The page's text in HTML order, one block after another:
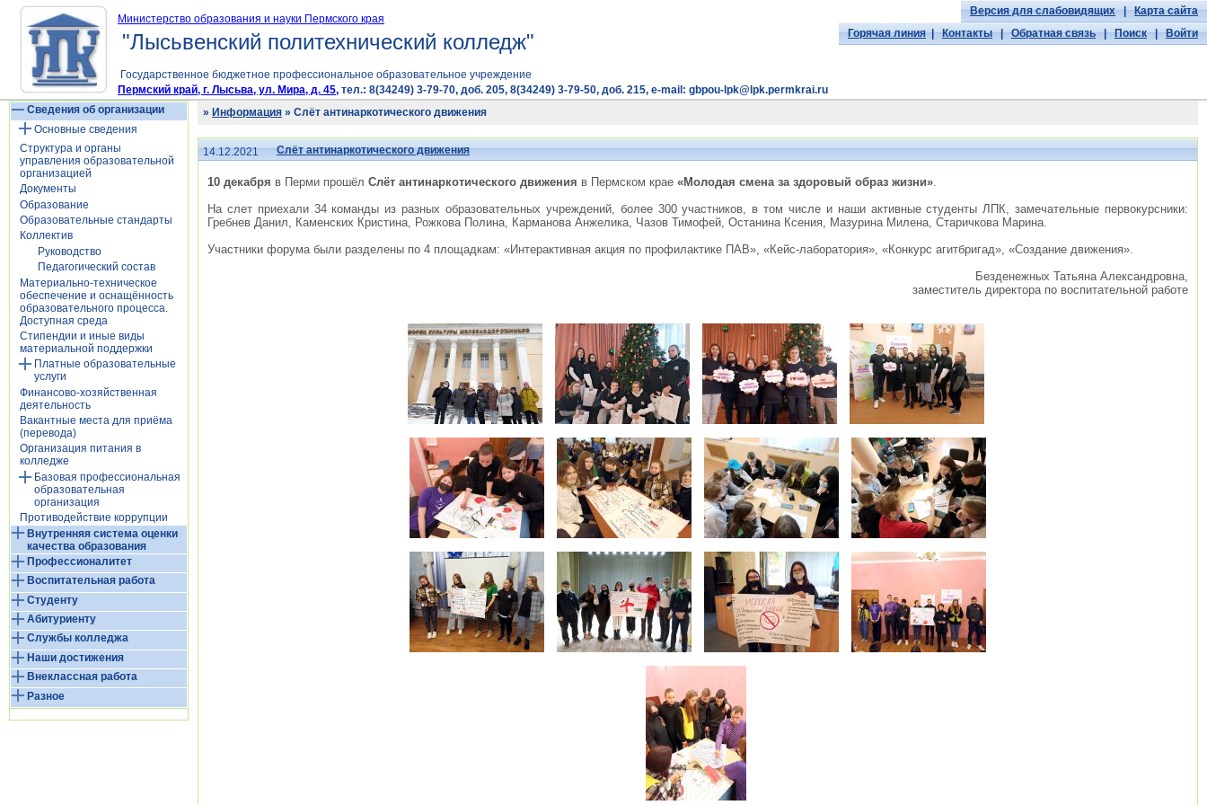
Министерство образования и науки Пермского края
"Лысьвенский политехнический колледж"
Версия для слабовидящих|Карта сайта
Горячая линия|Контакты|Обратная связь|Поиск|Войти
Государственное бюджетное профессиональное образовательное учреждение
Пермский край, г. Лысьва, ул. Мира, д. 45, тел.: 8(34249) 3-79-70, доб. 205, 8(34249) 3-79-50, доб. 215, e-mail: gbpou-lpk@lpk.permkrai.ru
Сведения об организации
Основные сведения
Структура и органы
управления образовательной
организацией
Документы
Образование
Образовательные стандарты
Коллектив
Руководство
Педагогический состав
Материально-техническое
обеспечение и оснащённость
образовательного процесса.
Доступная среда
Стипендии и иные виды
материальной поддержки
Платные образовательные
услуги
Финансово-хозяйственная
деятельность
Вакантные места для приёма
(перевода)
Организация питания в
колледже
Базовая профессиональная
образовательная
организация
Противодействие коррупции
Внутренняя система оценки
качества образования
Профессионалитет
Воспитательная работа
Студенту
Абитуриенту
Службы колледжа
Наши достижения
Внеклассная работа
Разное
» Информация » Слёт антинаркотического движения
14.12.2021 Слёт антинаркотического движения
10 декабря в Перми прошёл Слёт антинаркотического движения в Пермском крае «Молодая смена за здоровый образ жизни».
На слет приехали 34 команды из разных образовательных учреждений, более 300 участников, в том числе и наши активные студенты ЛПК, замечательные первокурсники:
Гребнев Данил, Каменских Кристина, Рожкова Полина, Карманова Анжелика, Чазов Тимофей, Останина Ксения, Мазурина Милена, Старичкова Марина.
Участники форума были разделены по 4 площадкам: «Интерактивная акция по профилактике ПАВ», «Кейс-лаборатория», «Конкурс агитбригад», «Создание движения».
Безденежных Татьяна Александровна,
заместитель директора по воспитательной работе